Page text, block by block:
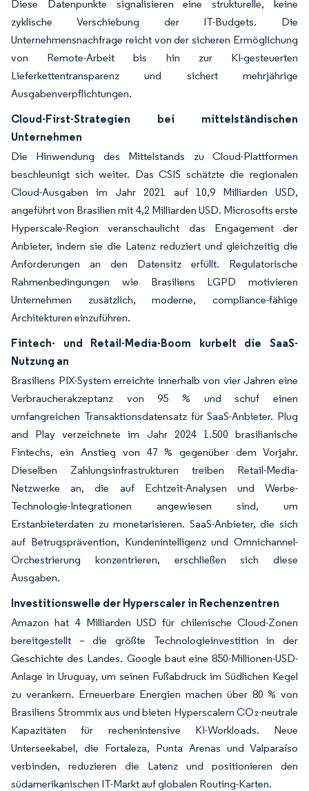
Diese Datenpunkte signalisieren eine strukturelle, keine
zyklische Verschiebung der IT-Budgets. Die
Unternehmensnachfrage reicht von der sicheren Ermöglichung
von Remote-Arbeit bis hin zur KI-gesteuerten
Lieferkettentransparenz und sichert mehrjährige
Ausgabenverpflichtungen.
Cloud-First-Strategien bei mittelständischen
Unternehmen
Die Hinwendung des Mittelstands zu Cloud-Plattformen
beschleunigt sich weiter. Das CSIS schätzte die regionalen
Cloud-Ausgaben im Jahr 2021 auf 10,9 Milliarden USD,
angeführt von Brasilien mit 4,2 Milliarden USD. Microsofts erste
Hyperscale-Region veranschaulicht das Engagement der
Anbieter, indem sie die Latenz reduziert und gleichzeitig die
Anforderungen an den Datensitz erfüllt. Regulatorische
Rahmenbedingungen wie Brasiliens LGPD motivieren
Unternehmen zusätzlich, moderne, compliance-fähige
Architekturen einzuführen.
Fintech- und Retail-Media-Boom kurbelt die SaaS-
Nutzung an
Brasiliens PIX-System erreichte innerhalb von vier Jahren eine
Verbraucherakzeptanz von 95 % und schuf einen
umfangreichen Transaktionsdatensatz für SaaS-Anbieter. Plug
and Play verzeichnete im Jahr 2024 1.500 brasilianische
Fintechs, ein Anstieg von 47 % gegenüber dem Vorjahr.
Dieselben Zahlungsinfrastrukturen treiben Retail-Media-
Netzwerke an, die auf Echtzeit-Analysen und Werbe-
Technologie-Integrationen angewiesen sind, um
Erstanbieterdaten zu monetarisieren. SaaS-Anbieter, die sich
auf Betrugsprävention, Kundenintelligenz und Omnichannel-
Orchestrierung konzentrieren, erschließen sich diese
Ausgaben.
Investitionswelle der Hyperscaler in Rechenzentren
Amazon hat 4 Milliarden USD für chilenische Cloud-Zonen
bereitgestellt – die größte Technologieinvestition in der
Geschichte des Landes. Google baut eine 850-Millionen-USD-
Anlage in Uruguay, um seinen Fußabdruck im Südlichen Kegel
zu verankern. Erneuerbare Energien machen über 80 % von
Brasiliens Strommix aus und bieten Hyperscalern CO₂-neutrale
Kapazitäten für rechenintensive KI-Workloads. Neue
Unterseekabel, die Fortaleza, Punta Arenas und Valparaíso
verbinden, reduzieren die Latenz und positionieren den
südamerikanischen IT-Markt auf globalen Routing-Karten.